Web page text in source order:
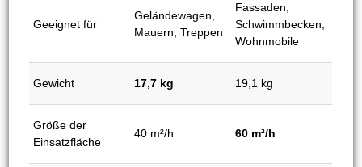
Geeignet für
Geländewagen,
Mauern, Treppen
Fassaden,
Schwimmbecken,
Wohnmobile
Gewicht 17,7 kg 19,1 kg
Größe der
Einsatzfläche
40 m²/h 60 m²/h